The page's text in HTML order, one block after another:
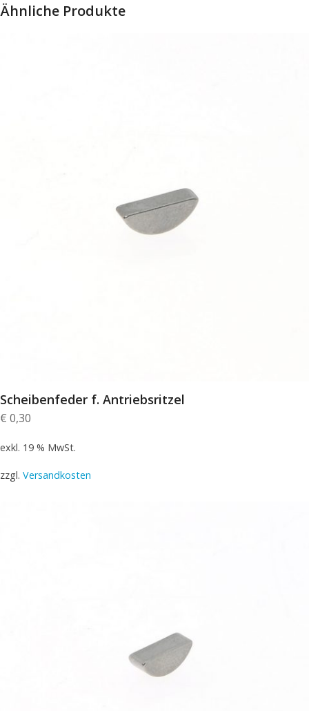
Ähnliche Produkte
Scheibenfeder f. Antriebsritzel
€ 0,30
exkl. 19 % MwSt.
zzgl. Versandkosten